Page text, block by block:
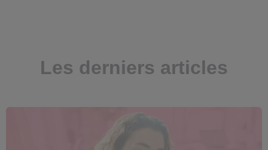
Les derniers articles